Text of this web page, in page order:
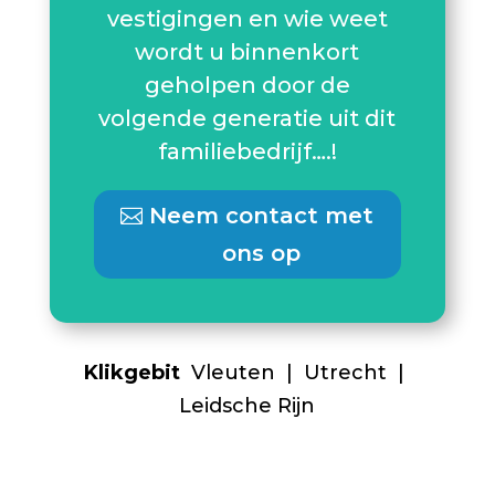
vestigingen en wie weet
wordt u binnenkort
geholpen door de
volgende generatie uit dit
familiebedrijf….!
Neem contact met
ons op
Klikgebit Vleuten | Utrecht |
Leidsche Rijn